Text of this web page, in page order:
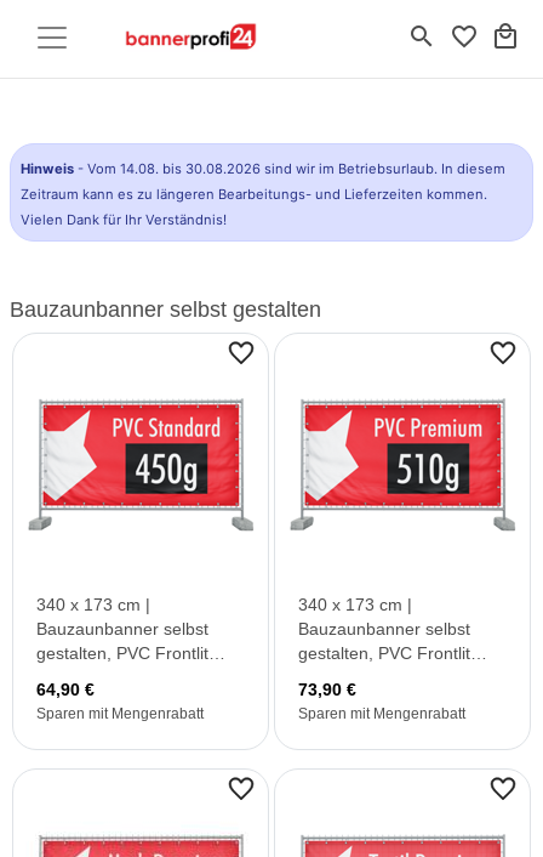
search favorite_border local_mall
Hinweis - Vom 14.08. bis 30.08.2026 sind wir im Betriebsurlaub. In diesem
Zeitraum kann es zu längeren Bearbeitungs- und Lieferzeiten kommen.
Vielen Dank für Ihr Verständnis!
Bauzaunbanner selbst gestalten
340 x 173 cm |
Bauzaunbanner selbst
gestalten, PVC Frontlit
64,90 €
Sparen mit Mengenrabatt
340 x 173 cm |
Bauzaunbanner selbst
gestalten, PVC Frontlit
73,90 €
Sparen mit Mengenrabatt